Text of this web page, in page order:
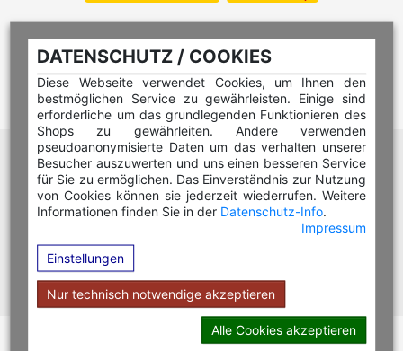
DATENSCHUTZ / COOKIES
Diese Webseite verwendet Cookies, um Ihnen den
bestmöglichen Service zu gewährleisten. Einige sind
erforderliche um das grundlegenden Funktionieren des
Shops zu gewährleiten. Andere verwenden
pseudoanonymisierte Daten um das verhalten unserer
Besucher auszuwerten und uns einen besseren Service
für Sie zu ermöglichen. Das Einverständnis zur Nutzung
von Cookies können sie jederzeit wiederrufen. Weitere
Informationen finden Sie in der Datenschutz-Info.
Impressum
Einstellungen
Nur technisch notwendige akzeptieren
Alle Cookies akzeptieren
Hilfe Editor
Hilfe Multicolorstempel
Hilfe Rundstempel
Hilfe Stempelkissen wechseln
Hilfe Stempelplatte wechseln
Copyright © 2026 Stempel Toenges GmbH - Alle Rechte